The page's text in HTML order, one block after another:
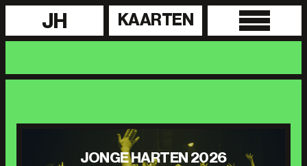
JH KAARTEN
JONGE HARTEN 2026